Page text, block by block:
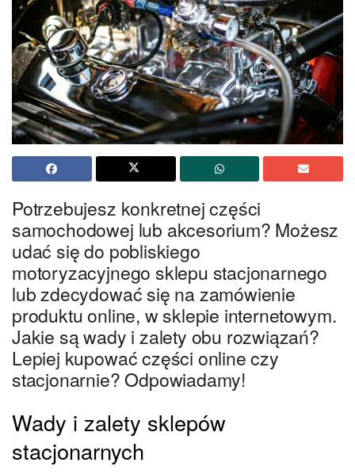
Potrzebujesz konkretnej części
samochodowej lub akcesorium? Możesz
udać się do pobliskiego
motoryzacyjnego sklepu stacjonarnego
lub zdecydować się na zamówienie
produktu online, w sklepie internetowym.
Jakie są wady i zalety obu rozwiązań?
Lepiej kupować części online czy
stacjonarnie? Odpowiadamy!
Wady i zalety sklepów
stacjonarnych